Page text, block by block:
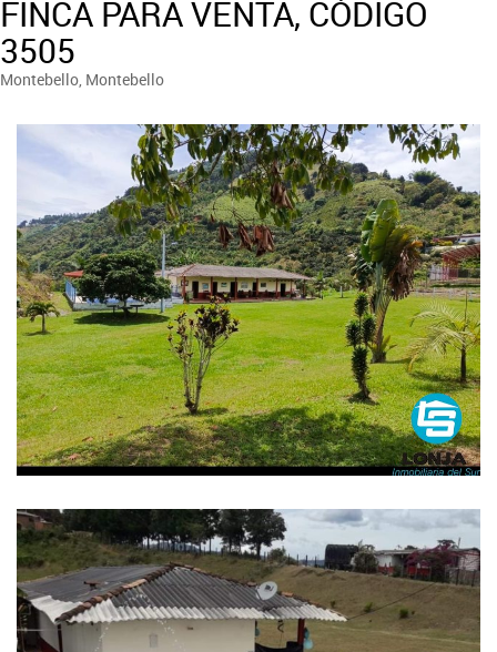
FINCA PARA VENTA, CÓDIGO
3505
Montebello, Montebello